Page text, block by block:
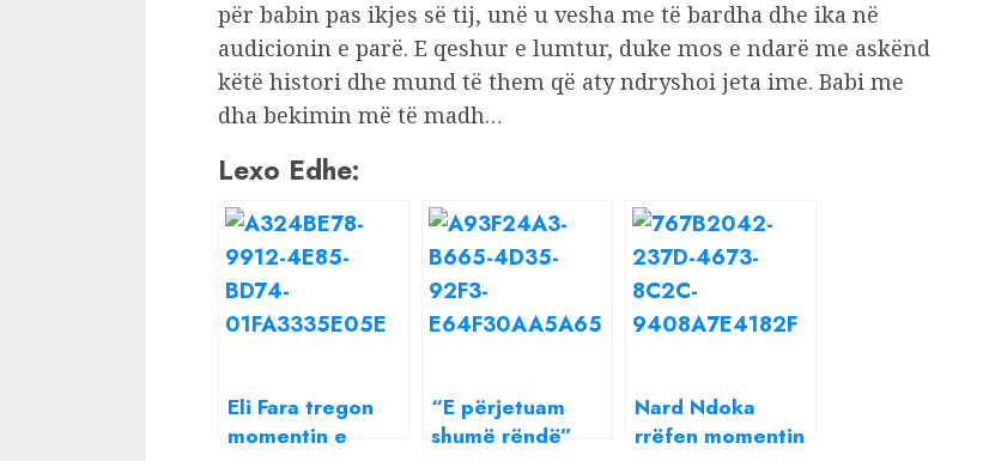
për babin pas ikjes së tij, unë u vesha me të bardha dhe ika në
audicionin e parë. E qeshur e lumtur, duke mos e ndarë me askënd
këtë histori dhe mund të them që aty ndryshoi jeta ime. Babi me
dha bekimin më të madh…
Lexo Edhe:
Eli Fara tregon
momentin e
“E përjetuam
shumë rëndë”
Nard Ndoka
rrëfen momentin